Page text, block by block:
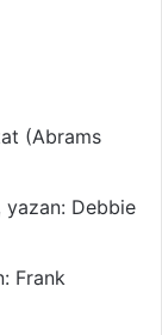
(Abrams
yazan: Debbie
Frank